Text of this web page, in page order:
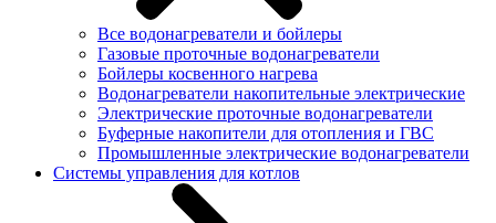
Все водонагреватели и бойлеры
Газовые проточные водонагреватели
Бойлеры косвенного нагрева
Водонагреватели накопительные электрические
Электрические проточные водонагреватели
Буферные накопители для отопления и ГВС
Промышленные электрические водонагреватели
Системы управления для котлов